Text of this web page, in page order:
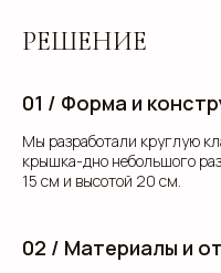
РЕШЕНИЕ
01 / Форма и
Мы разработали круглую
крышка-дно небольшого
15 см и высотой 20 см.
02 / Материалы и